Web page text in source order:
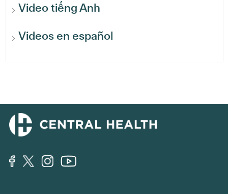
Video tiếng Anh
Videos en español